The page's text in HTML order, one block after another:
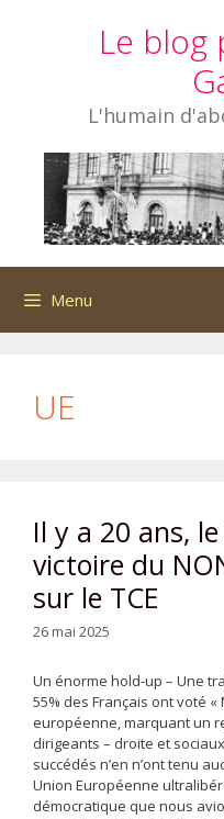
Le blog
L'humain
Menu
UE
Il y a 20 ans,
victoire du
sur le TCE
26 mai 2025
Un énorme hold-up – Une
55% des Français ont voté «
européenne, marquant un
dirigeants – droite et
succédés n’en n’ont tenu
Union Européenne
démocratique que nous